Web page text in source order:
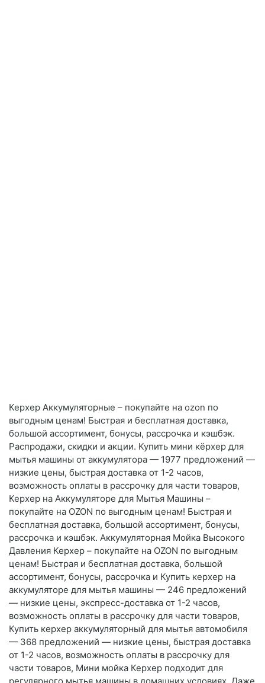
Керхер Аккумуляторные – покупайте на ozon по
выгодным ценам! Быстрая и бесплатная доставка,
большой ассортимент, бонусы, рассрочка и кэшбэк.
Распродажи, скидки и акции. Купить мини кёрхер для
мытья машины от аккумулятора — 1977 предложений —
низкие цены, быстрая доставка от 1-2 часов,
возможность оплаты в рассрочку для части товаров,
Керхер на Аккумуляторе для Мытья Машины –
покупайте на OZON по выгодным ценам! Быстрая и
бесплатная доставка, большой ассортимент, бонусы,
рассрочка и кэшбэк. Аккумуляторная Мойка Высокого
Давления Керхер – покупайте на OZON по выгодным
ценам! Быстрая и бесплатная доставка, большой
ассортимент, бонусы, рассрочка и Купить керхер на
аккумуляторе для мытья машины — 246 предложений
— низкие цены, экспресс-доставка от 1-2 часов,
возможность оплаты в рассрочку для части товаров,
Купить керхер аккумуляторный для мытья автомобиля
— 368 предложений — низкие цены, быстрая доставка
от 1-2 часов, возможность оплаты в рассрочку для
части товаров, Мини мойка Керхер подходит для